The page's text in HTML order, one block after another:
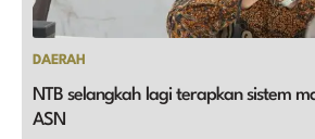
DAERAH
NTB selangkah lagi terapkan sistem
ASN